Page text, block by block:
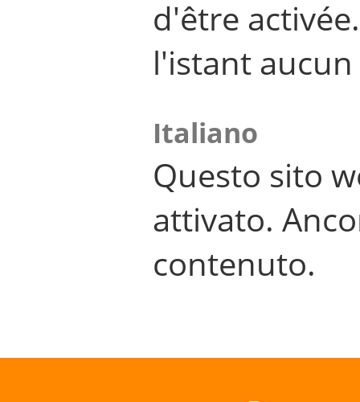
d'être
l'istant
Italiano
Questo sito
attivato.
contenuto.